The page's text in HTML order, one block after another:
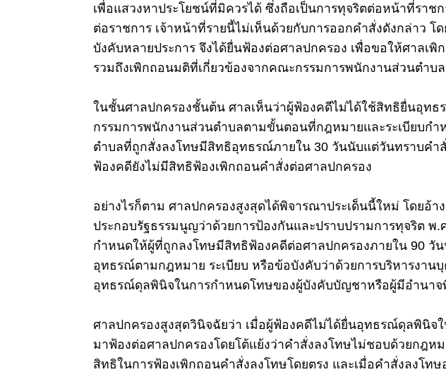
เพื่อแสวงหาประโยชน์ที่มิควรได้ ซึ่งถือเป็นการทุจริตต่อหน้าที่ราช
ต่อราชการ เจ้าหน้าที่รายนี้ไม่เห็นด้วยกับการออกคำสั่งดังกล่าว โ
บังคับหลายประการ จึงได้ยื่นฟ้องต่อศาลปกครอง เพื่อขอให้ศาลเ
รวมถึงเพิกถอนมติที่เกี่ยวข้องจากคณะกรรมการพนักงานส่วนตำบ
ในชั้นศาลปกครองชั้นต้น ศาลเห็นว่าผู้ฟ้องคดีไม่ได้ใช้สิทธิยื่นอุท
กรรมการพนักงานส่วนตำบลตามขั้นตอนที่กฎหมายและระเบียบก
ตำบลที่ถูกสั่งลงโทษมีสิทธิอุทธรณ์ภายใน 30 วันนับแต่วันทราบคำ
ฟ้องคดียังไม่มีสิทธิฟ้องเพิกถอนคำสั่งต่อศาลปกครอง
อย่างไรก็ตาม ศาลปกครองสูงสุดได้พิจารณาประเด็นนี้ใหม่ โดย
ประกอบรัฐธรรมนูญว่าด้วยการป้องกันและปราบปรามการทุจริต พ.
กำหนดให้ผู้ที่ถูกลงโทษมีสิทธิฟ้องคดีต่อศาลปกครองภายใน 90 วั
อุทธรณ์ตามกฎหมาย ระเบียบ หรือข้อบังคับว่าด้วยการบริหารงาน
อุทธรณ์ดุลพินิจในการกำหนดโทษของผู้บังคับบัญชาหรือผู้มีอำนา
ศาลปกครองสูงสุดวินิจฉัยว่า เมื่อผู้ฟ้องคดีไม่ได้ยื่นอุทธรณ์ดุลพินิจ
มาฟ้องต่อศาลปกครองโดยโต้แย้งว่าคำสั่งลงโทษไม่ชอบด้วยกฎห
สิทธิในการฟ้องเพิกถอนคำสั่งลงโทษโดยตรง และเมื่อคำสั่งลงโท